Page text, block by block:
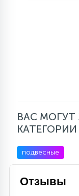
С
ВАС МОГУТ
КАТЕГОРИИ
подвесные
Отзывы